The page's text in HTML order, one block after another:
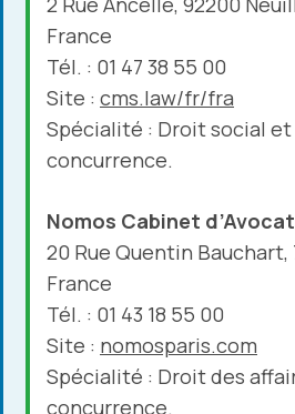
France
Tél. : 01 47 38 55 00
Site : cms.law/fr/fra
Spécialité : Droit social et
concurrence.
Nomos Cabinet
20 Rue Quentin Bauchart,
France
Tél. : 01 43 18 55 00
Site : nomosparis.com
Spécialité : Droit des
concurrence.